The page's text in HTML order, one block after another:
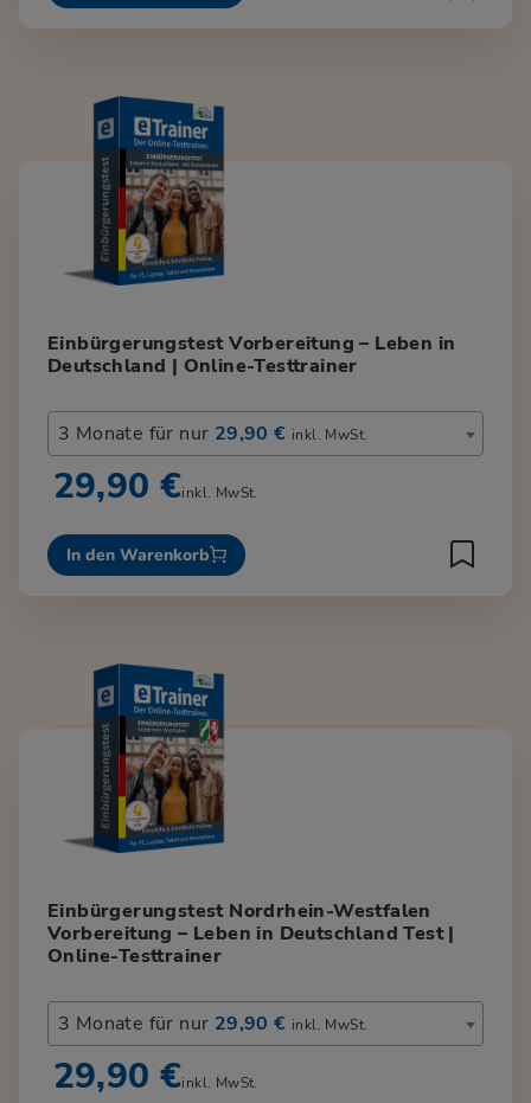
Einbürgerungstest Vorbereitung – Leben in
Deutschland | Online-Testtrainer
3 Monate für nur 29,90 € inkl. MwSt.
29,90 €inkl. MwSt.
In den Warenkorb
Einbürgerungstest Nordrhein-Westfalen
Vorbereitung – Leben in Deutschland Test |
Online-Testtrainer
3 Monate für nur 29,90 € inkl. MwSt.
29,90 €inkl. MwSt.